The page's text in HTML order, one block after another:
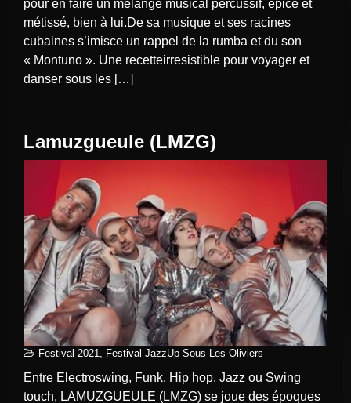
pour en faire un mélange musical percussif, épicé et
métissé, bien à lui.De sa musique et ses racines
cubaines s’imisce un rappel de la rumba et du son
« Montuno ». Une recetteirresistible pour voyager et
danser sous les […]
Lamuzgueule (LMZG)
Festival 2021 Festival JazzUp Sous Les Oliviers
Entre Electroswing, Funk, Hip hop, Jazz ou Swing
touch, LAMUZGUEULE (LMZG) se joue des époques